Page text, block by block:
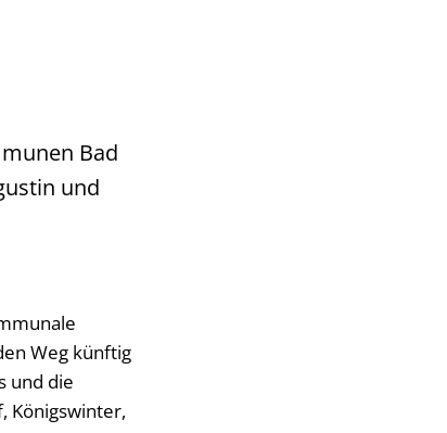
Bad
und
Weg künftig
und die
Königswinter,